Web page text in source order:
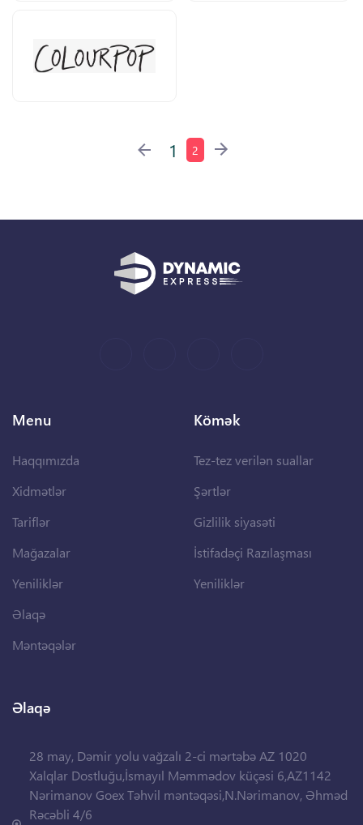
1 2
Menu
Haqqımızda
Xidmətlər
Tariflər
Mağazalar
Yeniliklər
Əlaqə
Məntəqələr
Kömək
Tez-tez verilən suallar
Şərtlər
Gizlilik siyasəti
İstifadəçi Razılaşması
Yeniliklər
Əlaqə
28 may, Dəmir yolu vağzalı 2-ci mərtəbə AZ 1020
Xalqlar Dostluğu,İsmayıl Məmmədov küçəsi 6,AZ1142
Nərimanov Goex Təhvil məntəqəsi,N.Nərimanov, Əhməd
Rəcəbli 4/6